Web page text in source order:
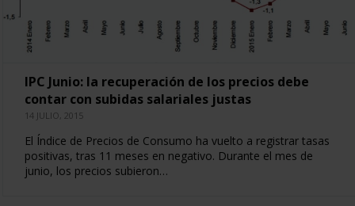
IPC Junio: la recuperación de los precios debe
contar con subidas salariales justas
14 JULIO, 2015
El Índice de Precios de Consumo ha vuelto a registrar tasas
positivas, tras 11 meses en negativo. Durante el mes de
junio, los precios subieron…